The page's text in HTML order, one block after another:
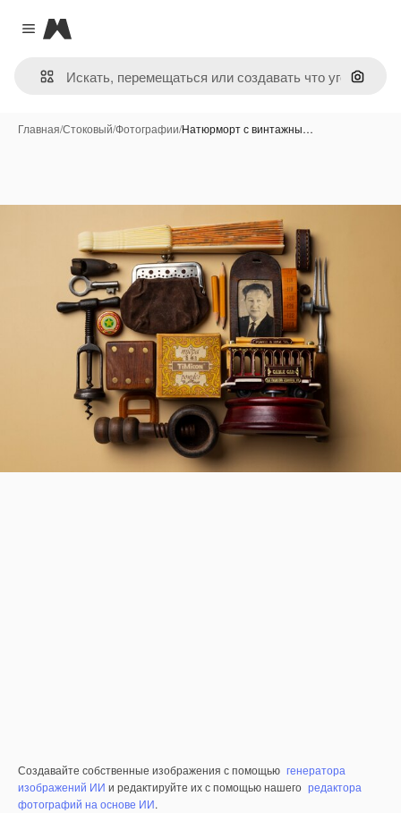
Close menu
Magnific
Поиск
Главная/Стоковый/Фотографии/Натюрморт с винтажны…
Создавайте собственные изображения с помощью генератора
изображений ИИ и редактируйте их с помощью нашего редактора
фотографий на основе ИИ.